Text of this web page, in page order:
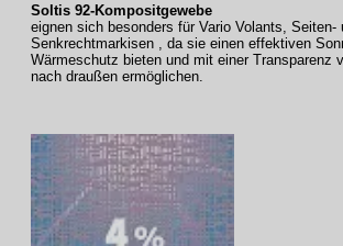
Soltis 92-Kompositgewebe
eignen sich besonders für Vario Volants, Seiten-
Senkrechtmarkisen , da sie einen effektiven
Wärmeschutz bieten und mit einer Transparenz
nach draußen ermöglichen.